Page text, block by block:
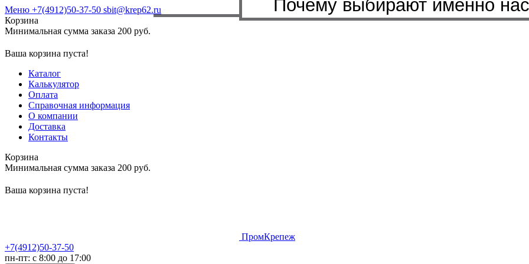
Меню +7(4912)50-37-50 sbit@krep62.ru
Корзина
Минимальная сумма заказа 200 руб.
Ваша корзина пуста!
Каталог
Калькулятор
Оплата
Справочная информация
О компании
Доставка
Контакты
Корзина
Минимальная сумма заказа 200 руб.
Ваша корзина пуста!
ПромКрепеж
+7(4912)50-37-50
пн-пт: с 8:00 до 17:00
Почему выбирают именно